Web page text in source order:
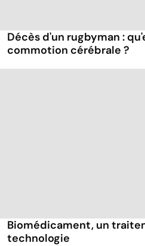
Décès d'un rugbyman :
commotion cérébrale ?
Biomédicament, un
technologie